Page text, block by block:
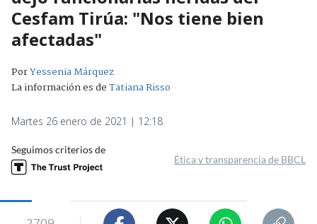
Cesfam Tirúa: "Nos tiene bien
afectadas"
PorYessenia Márquez
La información es deTatiana Risso
Martes 26 enero de 2021 | 12:18
Seguimos criterios de
Ética y transparencia de BBCL